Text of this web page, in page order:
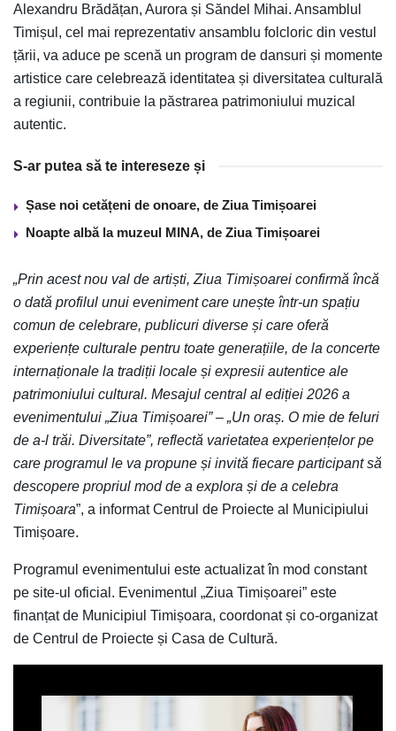
Alexandru Brădățan, Aurora și Săndel Mihai. Ansamblul
Timișul, cel mai reprezentativ ansamblu folcloric din vestul
țării, va aduce pe scenă un program de dansuri și momente
artistice care celebrează identitatea și diversitatea culturală
a regiunii, contribuie la păstrarea patrimoniului muzical
autentic.
S-ar putea să te intereseze și
Șase noi cetățeni de onoare, de Ziua Timișoarei
Noapte albă la muzeul MINA, de Ziua Timișoarei
„Prin acest nou val de artiști, Ziua Timișoarei confirmă încă
o dată profilul unui eveniment care unește într-un spațiu
comun de celebrare, publicuri diverse și care oferă
experiențe culturale pentru toate generațiile, de la concerte
internaționale la tradiții locale și expresii autentice ale
patrimoniului cultural. Mesajul central al ediției 2026 a
evenimentului „Ziua Timișoarei” – „Un oraș. O mie de feluri
de a-l trăi. Diversitate”, reflectă varietatea experiențelor pe
care programul le va propune și invită fiecare participant să
descopere propriul mod de a explora și de a celebra
Timișoara”, a informat Centrul de Proiecte al Municipiului
Timișoare.
Programul evenimentului este actualizat în mod constant
pe site-ul oficial. Evenimentul „Ziua Timișoarei” este
finanțat de Municipiul Timișoara, coordonat și co-organizat
de Centrul de Proiecte și Casa de Cultură.